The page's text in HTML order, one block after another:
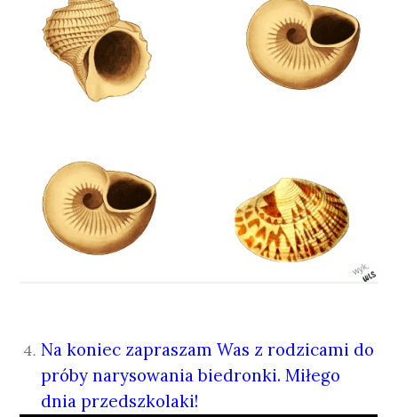
Na koniec zapraszam Was z rodzicami do
próby narysowania biedronki. Miłego
dnia przedszkolaki!